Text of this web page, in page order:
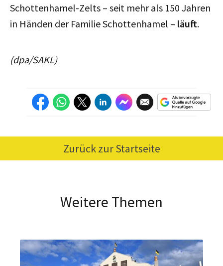
Schottenhamel-Zelts – seit mehr als 150 Jahren
in Händen der Familie Schottenhamel – läuft.
(dpa/SAKL)
Zurück zur Startseite
Weitere Themen